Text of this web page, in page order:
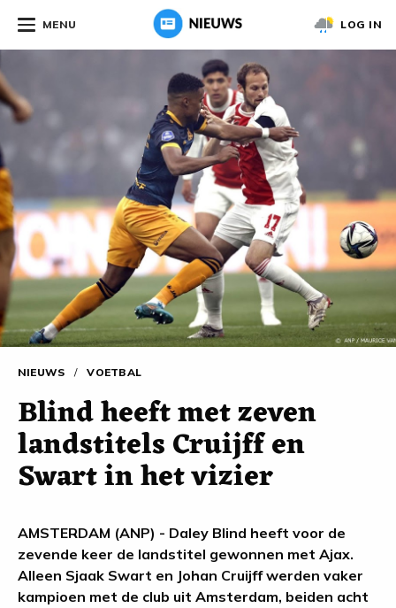
MENU LOG IN
NIEUWS / VOETBAL
Blind heeft met zeven
landstitels Cruijff en
Swart in het vizier
AMSTERDAM (ANP) - Daley Blind heeft voor de
zevende keer de landstitel gewonnen met Ajax.
Alleen Sjaak Swart en Johan Cruijff werden vaker
kampioen met de club uit Amsterdam, beiden acht